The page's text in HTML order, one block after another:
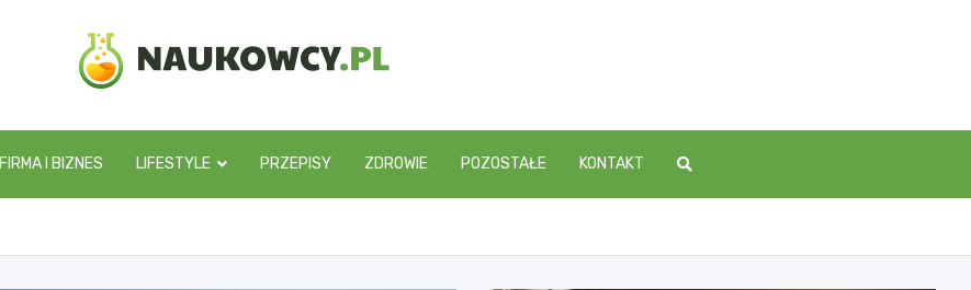
naukowcy.pl
FIRMA I BIZNES LIFESTYLE PRZEPISY ZDROWIE POZOSTAŁE KONTAKT